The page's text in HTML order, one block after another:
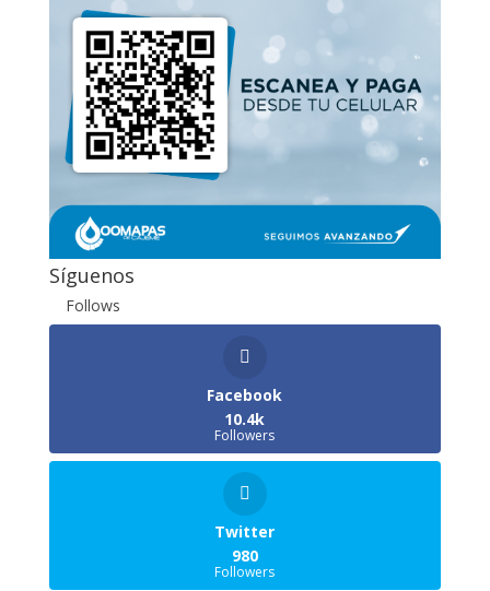
Síguenos
Follows
Facebook
10.4k
Followers
Twitter
980
Followers